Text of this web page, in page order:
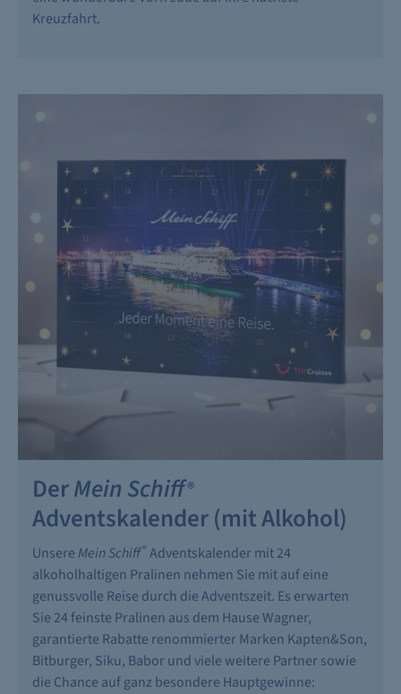
Kreuzfahrt.
DerMein Schiff®
Adventskalender (mit Alkohol)
Unsere Mein Schiff® Adventskalender mit 24
alkoholhaltigen Pralinen nehmen Sie mit auf eine
genussvolle Reise durch die Adventszeit. Es erwarten
Sie 24 feinste Pralinen aus dem Hause Wagner,
garantierte Rabatte renommierter Marken Kapten&Son,
Bitburger, Siku, Babor und viele weitere Partner sowie
die Chance auf ganz besondere Hauptgewinne: